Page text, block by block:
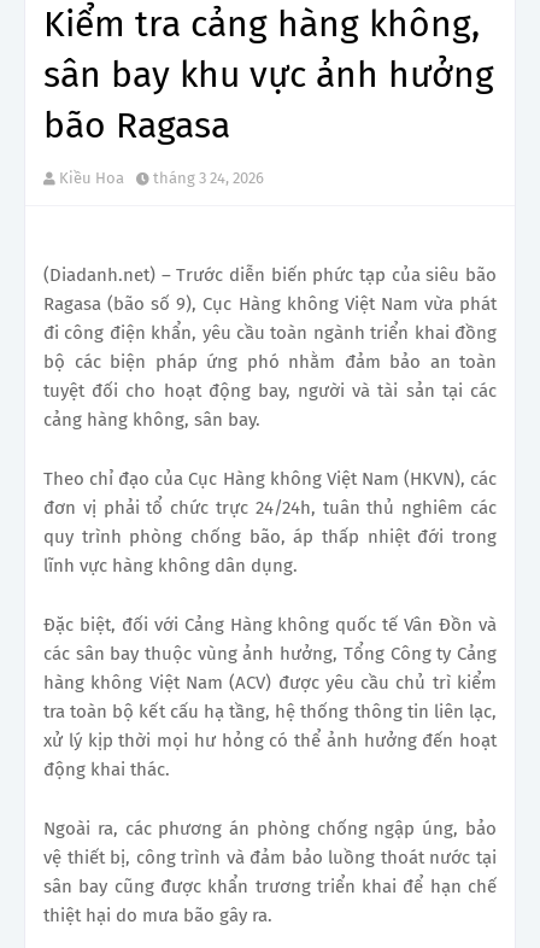
Kiểm tra cảng hàng không,
sân bay khu vực ảnh hưởng
bão Ragasa
Kiều Hoa tháng 3 24, 2026
(Diadanh.net) – Trước diễn biến phức tạp của siêu bão
Ragasa (bão số 9), Cục Hàng không Việt Nam vừa phát
đi công điện khẩn, yêu cầu toàn ngành triển khai đồng
bộ các biện pháp ứng phó nhằm đảm bảo an toàn
tuyệt đối cho hoạt động bay, người và tài sản tại các
cảng hàng không, sân bay.
Theo chỉ đạo của Cục Hàng không Việt Nam (HKVN), các
đơn vị phải tổ chức trực 24/24h, tuân thủ nghiêm các
quy trình phòng chống bão, áp thấp nhiệt đới trong
lĩnh vực hàng không dân dụng.
Đặc biệt, đối với Cảng Hàng không quốc tế Vân Đồn và
các sân bay thuộc vùng ảnh hưởng, Tổng Công ty Cảng
hàng không Việt Nam (ACV) được yêu cầu chủ trì kiểm
tra toàn bộ kết cấu hạ tầng, hệ thống thông tin liên lạc,
xử lý kịp thời mọi hư hỏng có thể ảnh hưởng đến hoạt
động khai thác.
Ngoài ra, các phương án phòng chống ngập úng, bảo
vệ thiết bị, công trình và đảm bảo luồng thoát nước tại
sân bay cũng được khẩn trương triển khai để hạn chế
thiệt hại do mưa bão gây ra.